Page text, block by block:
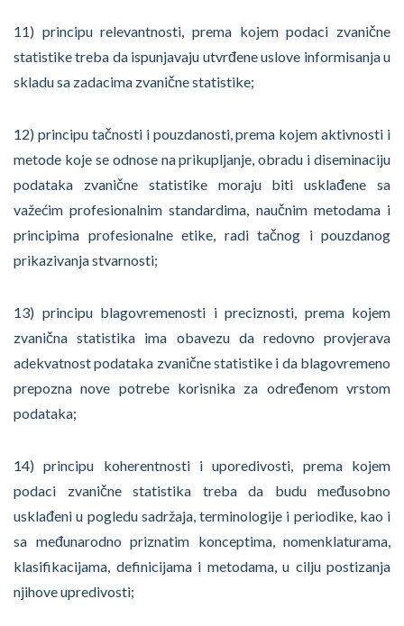
11) principu relevantnosti, prema kojem podaci zvanične
statistike treba da ispunjavaju utvrđene uslove informisanja u
skladu sa zadacima zvanične statistike;
12) principu tačnosti i pouzdanosti, prema kojem aktivnosti i
metode koje se odnose na prikupljanje, obradu i diseminaciju
podataka zvanične statistike moraju biti usklađene sa
važećim profesionalnim standardima, naučnim metodama i
principima profesionalne etike, radi tačnog i pouzdanog
prikazivanja stvarnosti;
13) principu blagovremenosti i preciznosti, prema kojem
zvanična statistika ima obavezu da redovno provjerava
adekvatnost podataka zvanične statistike i da blagovremeno
prepozna nove potrebe korisnika za određenom vrstom
podataka;
14) principu koherentnosti i uporedivosti, prema kojem
podaci zvanične statistika treba da budu međusobno
usklađeni u pogledu sadržaja, terminologije i periodike, kao i
sa međunarodno priznatim konceptima, nomenklaturama,
klasifikacijama, definicijama i metodama, u cilju postizanja
njihove upredivosti;